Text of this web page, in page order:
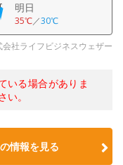
明日
35℃／30℃
社ライフビジネスウェザー
いる場合がありま
。
情報を見る